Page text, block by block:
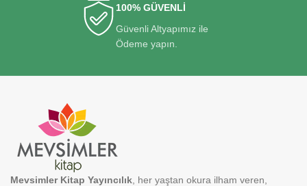
100% GÜVENLİ
Güvenli Altyapımız ile
Ödeme yapın.
Mevsimler Kitap Yayıncılık , her yaştan okura ilham veren,